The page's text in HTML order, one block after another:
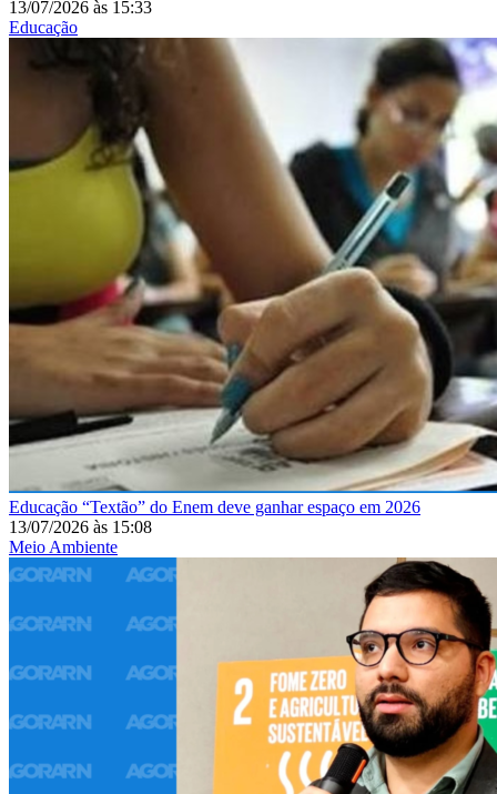
13/07/2026 às 15:33
Educação
Educação “Textão” do Enem deve ganhar espaço em 2026
13/07/2026 às 15:08
Meio Ambiente